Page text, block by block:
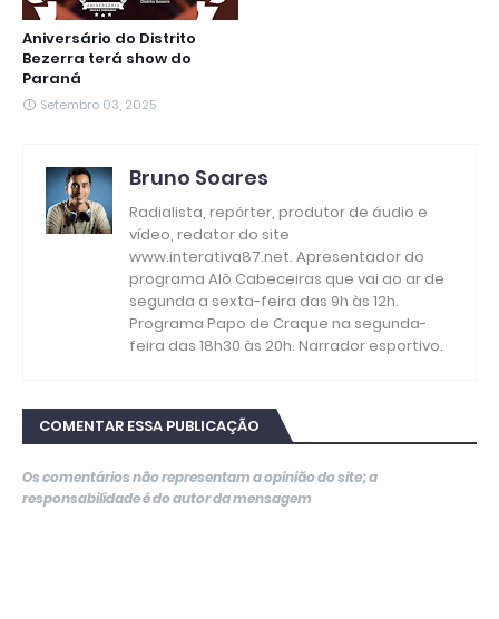
Aniversário do Distrito
Bezerra terá show do
Paraná
Setembro 03, 2025
Bruno Soares
Radialista, repórter, produtor de áudio e
vídeo, redator do site
www.interativa87.net. Apresentador do
programa Alô Cabeceiras que vai ao ar de
segunda a sexta-feira das 9h às 12h.
Programa Papo de Craque na segunda-
feira das 18h30 às 20h. Narrador esportivo.
COMENTAR ESSA PUBLICAÇÃO
Os comentários não representam a opinião do site; a
responsabilidade é do autor da mensagem